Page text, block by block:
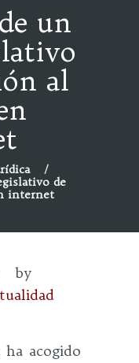
un
al
de
internet
by
acogido